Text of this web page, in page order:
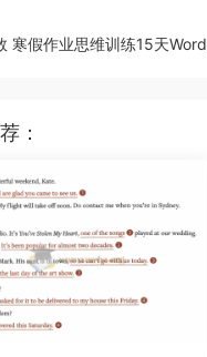
寒假作业思维训练15天
：